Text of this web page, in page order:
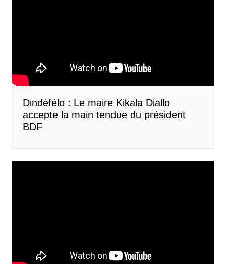
Dindéfélo : Le maire Kikala Diallo
accepte la main tendue du président
BDF